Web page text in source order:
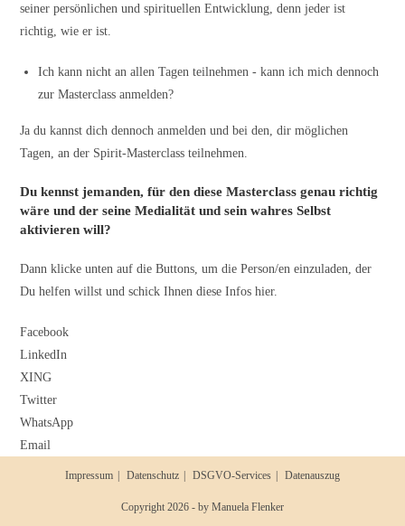
seiner persönlichen und spirituellen Entwicklung, denn jeder ist
richtig, wie er ist.
Ich kann nicht an allen Tagen teilnehmen - kann ich mich dennoch
zur Masterclass anmelden?
Ja du kannst dich dennoch anmelden und bei den, dir möglichen
Tagen, an der Spirit-Masterclass teilnehmen.
Du kennst jemanden, für den diese Masterclass genau richtig
wäre und der seine Medialität und sein wahres Selbst
aktivieren will?
Dann klicke unten auf die Buttons, um die Person/en einzuladen, der
Du helfen willst und schick Ihnen diese Infos hier.
Facebook
LinkedIn
XING
Twitter
WhatsApp
Email
Impressum Datenschutz DSGVO-Services Datenauszug
Copyright 2026 - by Manuela Flenker